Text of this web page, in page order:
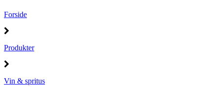
Forside
Produkter
Vin & spritus